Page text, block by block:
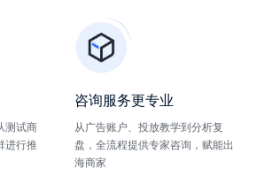
测试商
进行推
咨询服务更专业
从广告账户、投放教学到分析复
盘，全流程提供专家咨询，赋能出
海商家